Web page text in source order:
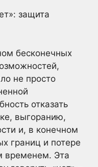
защита
бесконечных
не просто
отказать
выгоранию,
и, в конечном
границ и потере
временем. Эта